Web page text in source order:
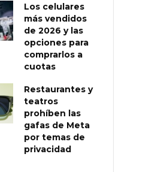
Los celulares
más vendidos
de 2026 y las
opciones para
comprarlos a
cuotas
Restaurantes y
teatros
prohíben las
gafas de Meta
por temas de
privacidad